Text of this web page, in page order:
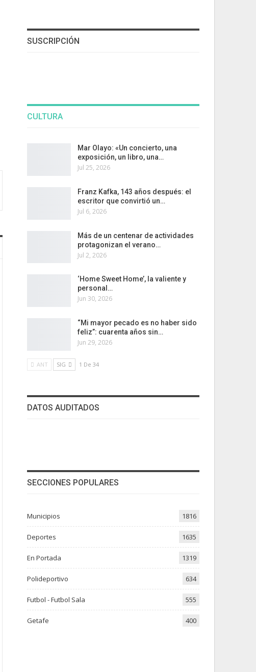
SUSCRIPCIÓN
CULTURA
Mar Olayo: «Un concierto, una
exposición, un libro, una…
Jul 25, 2026
Franz Kafka, 143 años después: el
escritor que convirtió un…
Jul 6, 2026
Más de un centenar de actividades
protagonizan el verano…
Jul 2, 2026
‘Home Sweet Home’, la valiente y
personal…
Jun 30, 2026
“Mi mayor pecado es no haber sido
feliz”: cuarenta años sin…
Jun 29, 2026
ANT SIG 1 De 34
DATOS AUDITADOS
SECCIONES POPULARES
Municipios 1816
Deportes 1635
En Portada 1319
Polideportivo 634
Futbol - Futbol Sala 555
Getafe 400